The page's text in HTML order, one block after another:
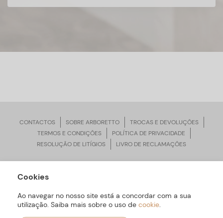
CONTACTOS SOBRE ARBORETTO
TROCAS E DEVOLUÇÕES
TERMOS E CONDIÇÕES
POLÍTICA DE PRIVACIDADE
RESOLUÇÃO DE LITÍGIOS
LIVRO DE RECLAMAÇÕES
ARBORETTO © Todos os Direitos Reservados | Desenvolvido por
Cookies
Ao navegar no nosso site está a concordar com a sua
utilização. Saiba mais sobre o uso de cookie.